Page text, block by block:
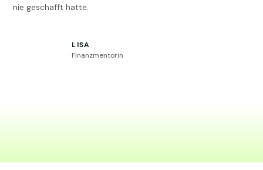
nie geschafft hatte.
LISA
Finanzmentorin